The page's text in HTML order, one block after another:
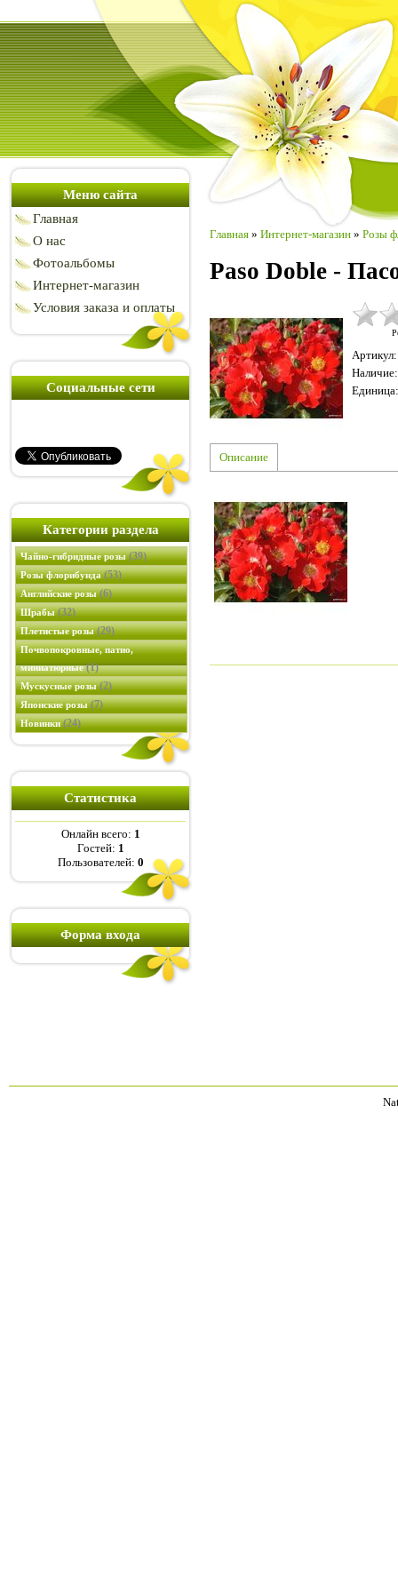
Меню сайта
Главная
О нас
Фотоальбомы
Интернет-магазин
Условия заказа и оплаты
Социальные сети
Категории раздела
Чайно-гибридные розы(39)
Розы флорибунда(53)
Английские розы(6)
Шрабы(32)
Плетистые розы(29)
Почвопокровные, патио,
миниатюрные(1)
Мускусные розы(2)
Японские розы(7)
Новинки(24)
Статистика
Онлайн всего: 1
Гостей: 1
Пользователей: 0
Форма входа
Главная » Интернет-магазин » Розы
Paso Doble -
Артикул:
Наличие:
Единица:
Описание